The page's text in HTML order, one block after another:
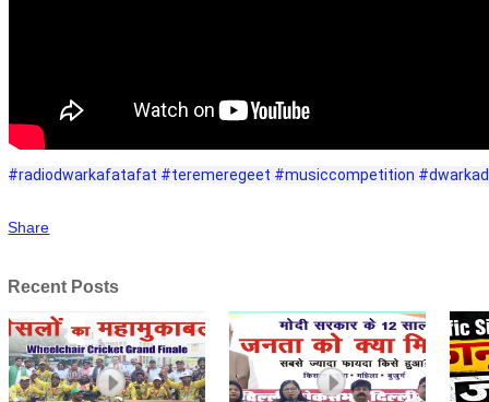
#radiodwarkafatafat #teremeregeet #musiccompetition
Share
Recent Posts